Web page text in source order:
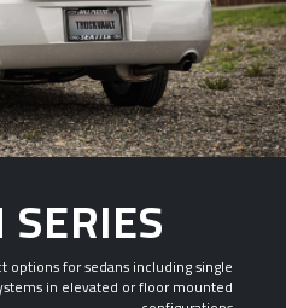
SERIES
options for sedans including single
systems in elevated or floor mounted